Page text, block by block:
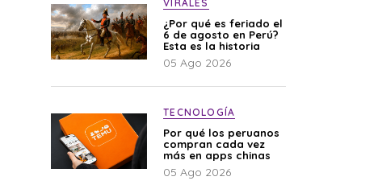
VIRALES
¿Por qué es feriado el
6 de agosto en Perú?
Esta es la historia
05 Ago 2026
TECNOLOGÍA
Por qué los peruanos
compran cada vez
más en apps chinas
05 Ago 2026